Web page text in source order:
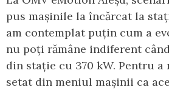
pus mașinile la încărcat la
am contemplat puțin cum a
nu poți rămâne indiferent
din stație cu 370 kW. Pentru
setat din meniul mașinii ca